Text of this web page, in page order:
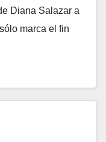
Diana Salazar a
marca el fin